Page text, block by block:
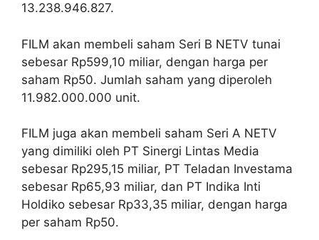
13.238.946.827.
FILM akan membeli saham Seri B NETV tunai
sebesar Rp599,10 miliar, dengan harga per
saham Rp50. Jumlah saham yang diperoleh
11.982.000.000 unit.
FILM juga akan membeli saham Seri A NETV
yang dimiliki oleh PT Sinergi Lintas Media
sebesar Rp295,15 miliar, PT Teladan Investama
sebesar Rp65,93 miliar, dan PT Indika Inti
Holdiko sebesar Rp33,35 miliar, dengan harga
per saham Rp50.